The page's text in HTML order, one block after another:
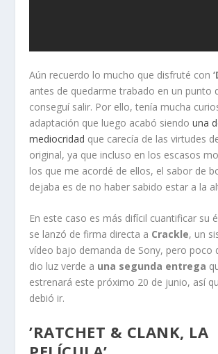
Aún recuerdo lo mucho que disfruté con
antes de quedarme trabado en un punto
conseguí salir. Por ello, tenía mucha
adaptación que luego acabó siendouna
mediocridad que carecía de las virtudes
original, ya que incluso en los escasos
los que me acordé de ellos, el sabor de
dejaba es de no haber sabido estar a la
En este caso es más difícil cuantificar su
se lanzó de firma directa a Crackle, un
vídeo bajo demanda de Sony, pero poco
dio luz verde a una segunda entrega
estrenará este próximo 20 de junio, así
debió ir.
’RATCHET & CLANK, LA